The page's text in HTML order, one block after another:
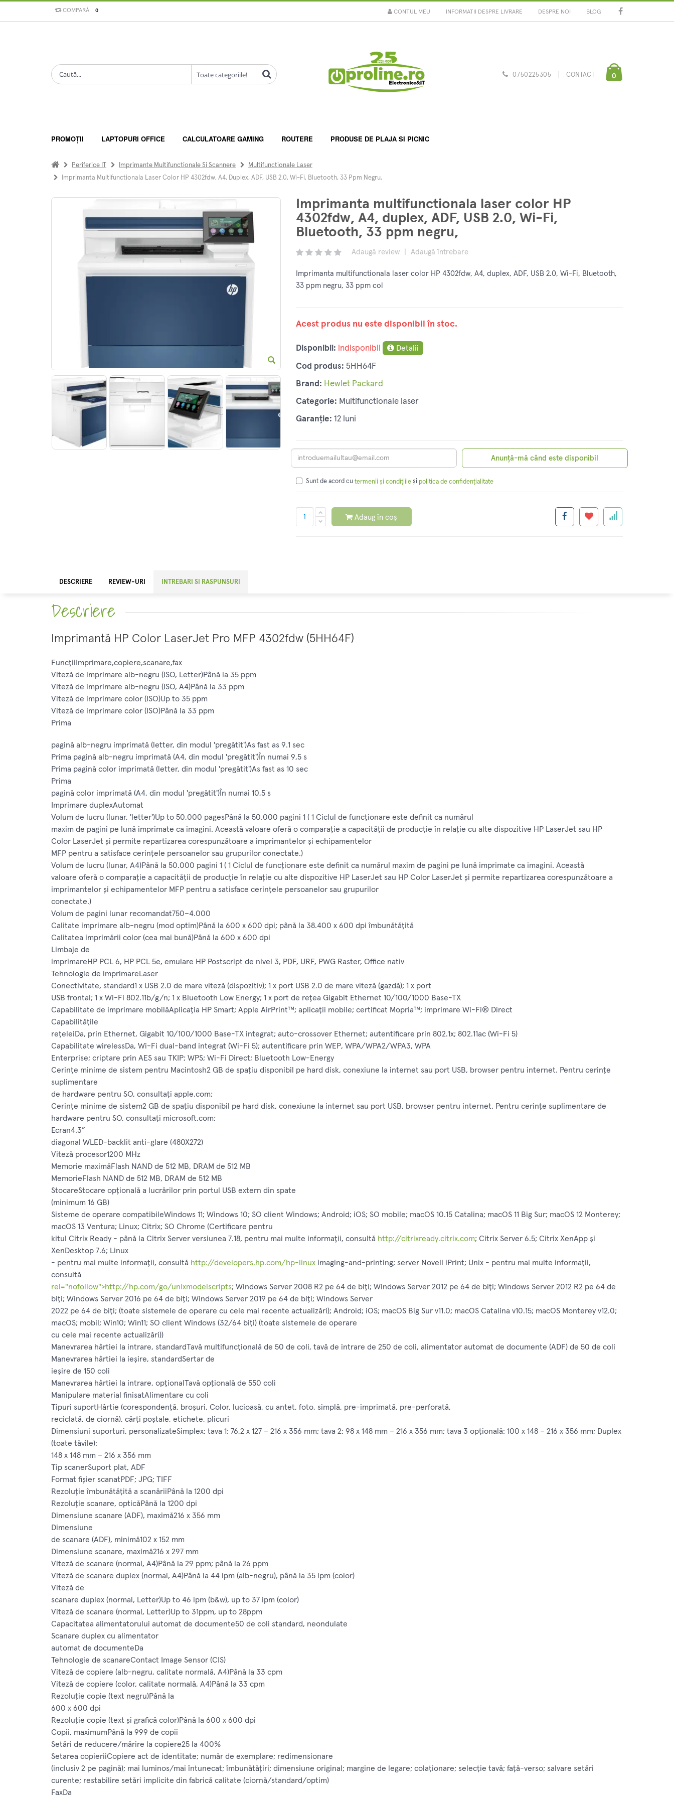
COMPARĂ 0 INFORMATII DESPRE LIVRARE DESPRE NOI BLOG
CONTUL MEU
0750225305 CONTACT 0
PROMOȚII LAPTOPURI OFFICE CALCULATOARE GAMING ROUTERE PRODUSE DE PLAJA SI PICNIC
Periferice IT Imprimante Multifunctionale Si Scannere
Multifunctionale Laser
Imprimanta Multifunctionala Laser Color HP 4302fdw, A4, Duplex, ADF, USB 2.0, Wi-Fi, Bluetooth, 33 Ppm Negru,
Imprimanta multifunctionala laser color HP
4302fdw, A4, duplex, ADF, USB 2.0, Wi-Fi,
Bluetooth, 33 ppm negru,
Adaugă review Adaugă întrebare
Imprimanta multifunctionala laser color HP 4302fdw, A4, duplex, ADF, USB 2.0, Wi-Fi, Bluetooth,
33 ppm negru, 33 ppm col
Acest produs nu este disponibil în stoc.
Disponibil: indisponibil Detalii
Cod produs: 5HH64F
Brand: Hewlet Packard
Categorie: Multifunctionale laser
Garanție: 12 luni
Anunță-mă când este disponibil
Sunt de acord cu termenii și condițiileși politica de confidențialitate
Adaug în coș
DESCRIERE REVIEW-URI INTREBARI SI RASPUNSURI
Descriere
Imprimantă HP Color LaserJet Pro MFP 4302fdw (5HH64F)
FuncţiiImprimare,copiere,scanare,fax
Viteză de imprimare alb-negru (ISO, Letter)Până la 35 ppm
Viteză de imprimare alb-negru (ISO, A4)Până la 33 ppm
Viteză de imprimare color (ISO)Up to 35 ppm
Viteză de imprimare color (ISO)Până la 33 ppm
Prima
pagină alb-negru imprimată (letter, din modul 'pregătit')As fast as 9.1 sec
Prima pagină alb-negru imprimată (A4, din modul 'pregătit')În numai 9,5 s
Prima pagină color imprimată (letter, din modul 'pregătit')As fast as 10 sec
Prima
pagină color imprimată (A4, din modul 'pregătit')În numai 10,5 s
Imprimare duplexAutomat
Volum de lucru (lunar, 'letter')Up to 50,000 pagesPână la 50.000 pagini 1 ( 1 Ciclul de funcţionare este definit ca numărul
maxim de pagini pe lună imprimate ca imagini. Această valoare oferă o comparaţie a capacităţii de producţie în relaţie cu alte dispozitive HP LaserJet sau HP
Color LaserJet şi permite repartizarea corespunzătoare a imprimantelor şi echipamentelor
MFP pentru a satisface cerinţele persoanelor sau grupurilor conectate.)
Volum de lucru (lunar, A4)Până la 50.000 pagini 1 ( 1 Ciclul de funcţionare este definit ca numărul maxim de pagini pe lună imprimate ca imagini. Această
valoare oferă o comparaţie a capacităţii de producţie în relaţie cu alte dispozitive HP LaserJet sau HP Color LaserJet şi permite repartizarea corespunzătoare a
imprimantelor şi echipamentelor MFP pentru a satisface cerinţele persoanelor sau grupurilor
conectate.)
Volum de pagini lunar recomandat750–4.000
Calitate imprimare alb-negru (mod optim)Până la 600 x 600 dpi; până la 38.400 x 600 dpi îmbunătățită
Calitatea imprimării color (cea mai bună)Până la 600 x 600 dpi
Limbaje de
imprimareHP PCL 6, HP PCL 5e, emulare HP Postscript de nivel 3, PDF, URF, PWG Raster, Office nativ
Tehnologie de imprimareLaser
Conectivitate, standard1 x USB 2.0 de mare viteză (dispozitiv); 1 x port USB 2.0 de mare viteză (gazdă); 1 x port
USB frontal; 1 x Wi-Fi 802.11b/g/n; 1 x Bluetooth Low Energy; 1 x port de reţea Gigabit Ethernet 10/100/1000 Base-TX
Capabilitate de imprimare mobilăAplicaţia HP Smart; Apple AirPrint™; aplicaţii mobile; certificat Mopria™; imprimare Wi-Fi® Direct
Capabilităţile
reţeleiDa, prin Ethernet, Gigabit 10/100/1000 Base-TX integrat; auto-crossover Ethernet; autentificare prin 802.1x; 802.11ac (Wi-Fi 5)
Capabilitate wirelessDa, Wi-Fi dual-band integrat (Wi-Fi 5); autentificare prin WEP, WPA/WPA2/WPA3, WPA
Enterprise; criptare prin AES sau TKIP; WPS; Wi-Fi Direct; Bluetooth Low-Energy
Cerinţe minime de sistem pentru Macintosh2 GB de spaţiu disponibil pe hard disk, conexiune la internet sau port USB, browser pentru internet. Pentru cerinţe
suplimentare
de hardware pentru SO, consultaţi apple.com;
Cerinţe minime de sistem2 GB de spaţiu disponibil pe hard disk, conexiune la internet sau port USB, browser pentru internet. Pentru cerinţe suplimentare de
hardware pentru SO, consultaţi microsoft.com;
Ecran4.3”
diagonal WLED-backlit anti-glare (480X272)
Viteză procesor1200 MHz
Memorie maximăFlash NAND de 512 MB, DRAM de 512 MB
MemorieFlash NAND de 512 MB, DRAM de 512 MB
StocareStocare opţională a lucrărilor prin portul USB extern din spate
(minimum 16 GB)
Sisteme de operare compatibileWindows 11; Windows 10; SO client Windows; Android; iOS; SO mobile; macOS 10.15 Catalina; macOS 11 Big Sur; macOS 12 Monterey;
macOS 13 Ventura; Linux; Citrix; SO Chrome (Certificare pentru
kitul Citrix Ready - până la Citrix Server versiunea 7.18, pentru mai multe informații, consultă http://citrixready.citrix.com; Citrix Server 6.5; Citrix XenApp și
XenDesktop 7.6; Linux
- pentru mai multe informații, consultă http://developers.hp.com/hp-linux imaging-and-printing; server Novell iPrint; Unix - pentru mai multe informații,
consultă
rel="nofollow">http://hp.com/go/unixmodelscripts; Windows Server 2008 R2 pe 64 de biți; Windows Server 2012 pe 64 de biți; Windows Server 2012 R2 pe 64 de
biți; Windows Server 2016 pe 64 de biți; Windows Server 2019 pe 64 de biți; Windows Server
2022 pe 64 de biți; (toate sistemele de operare cu cele mai recente actualizări); Android; iOS; macOS Big Sur v11.0; macOS Catalina v10.15; macOS Monterey v12.0;
macOS; mobil; Win10; Win11; SO client Windows (32/64 biți) (toate sistemele de operare
cu cele mai recente actualizări))
Manevrarea hârtiei la intrare, standardTavă multifuncţională de 50 de coli, tavă de intrare de 250 de coli, alimentator automat de documente (ADF) de 50 de coli
Manevrarea hârtiei la ieşire, standardSertar de
ieşire de 150 coli
Manevrarea hârtiei la intrare, opţionalTavă opţională de 550 coli
Manipulare material finisatAlimentare cu coli
Tipuri suportHârtie (corespondenţă, broşuri, Color, lucioasă, cu antet, foto, simplă, pre-imprimată, pre-perforată,
reciclată, de ciornă), cărţi poştale, etichete, plicuri
Dimensiuni suporturi, personalizateSimplex: tava 1: 76,2 x 127 – 216 x 356 mm; tava 2: 98 x 148 mm – 216 x 356 mm; tava 3 opţională: 100 x 148 – 216 x 356 mm; Duplex
(toate tăvile):
148 x 148 mm – 216 x 356 mm
Tip scanerSuport plat, ADF
Format fişier scanatPDF; JPG; TIFF
Rezoluţie îmbunătăţită a scanăriiPână la 1200 dpi
Rezoluţie scanare, opticăPână la 1200 dpi
Dimensiune scanare (ADF), maximă216 x 356 mm
Dimensiune
de scanare (ADF), minimă102 x 152 mm
Dimensiune scanare, maximă216 x 297 mm
Viteză de scanare (normal, A4)Până la 29 ppm; până la 26 ppm
Viteză de scanare duplex (normal, A4)Până la 44 ipm (alb-negru), până la 35 ipm (color)
Viteză de
scanare duplex (normal, Letter)Up to 46 ipm (b&w), up to 37 ipm (color)
Viteză de scanare (normal, Letter)Up to 31ppm, up to 28ppm
Capacitatea alimentatorului automat de documente50 de coli standard, neondulate
Scanare duplex cu alimentator
automat de documenteDa
Tehnologie de scanareContact Image Sensor (CIS)
Viteză de copiere (alb-negru, calitate normală, A4)Până la 33 cpm
Viteză de copiere (color, calitate normală, A4)Până la 33 cpm
Rezoluţie copie (text negru)Până la
600 x 600 dpi
Rezoluţie copie (text şi grafică color)Până la 600 x 600 dpi
Copii, maximumPână la 999 de copii
Setări de reducere/mărire la copiere25 la 400%
Setarea copieriiCopiere act de identitate; număr de exemplare; redimensionare
(inclusiv 2 pe pagină); mai luminos/mai întunecat; îmbunătăţiri; dimensiune original; margine de legare; colaţionare; selecţie tavă; faţă-verso; salvare setări
curente; restabilire setări implicite din fabrică calitate (ciornă/standard/optim)
FaxDa